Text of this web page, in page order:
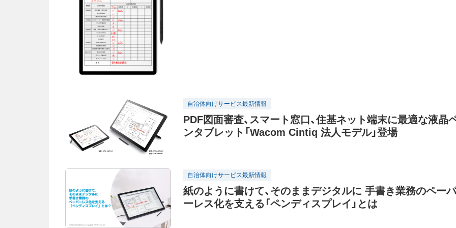
自治体向けサービス最新情報
PDF図面審査、スマート窓口、住基ネット端末に最適な液晶
ンタブレット「Wacom Cintiq 法人モデル」登場
自治体向けサービス最新情報
紙のように書けて、そのままデジタルに 手書き業務のペーパ
ーレス化を支える「ペンディスプレイ」とは